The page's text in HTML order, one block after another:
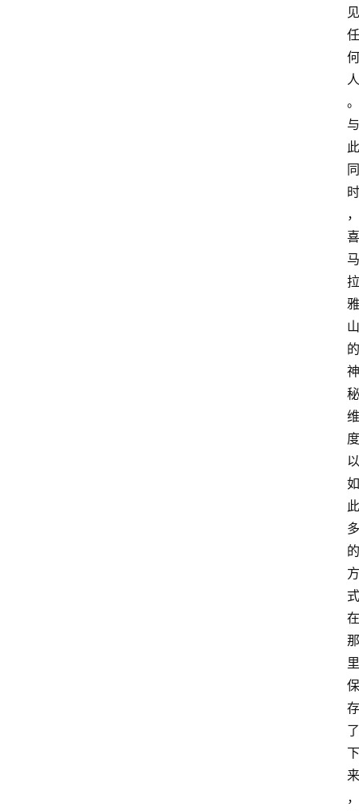
见
任
何
人
。
与
此
同
时
，
喜
马
拉
雅
山
的
神
秘
维
度
以
如
此
多
的
方
式
在
那
里
保
存
了
下
来
，